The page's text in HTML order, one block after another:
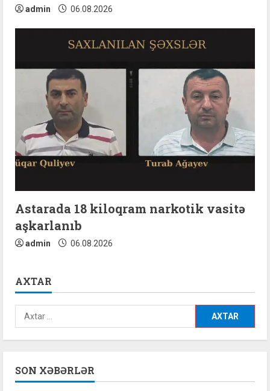
admin 06.08.2026
Astarada 18 kiloqram narkotik vasitə
aşkarlanıb
admin 06.08.2026
AXTAR
Axtarış:
SON XƏBƏRLƏR